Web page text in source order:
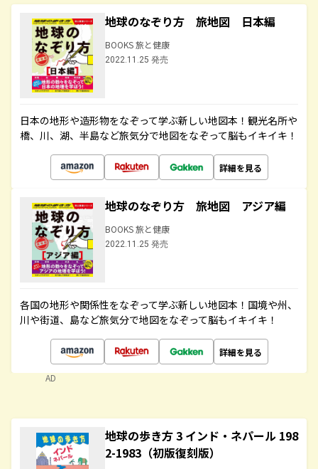
地球のなぞり方 旅地図 日本編
BOOKS 旅と健康
2022.11.25 発売
日本の地形や造形物をなぞって学ぶ新しい地図本！観光名所や
橋、川、湖、半島など旅気分で地図をなぞって脳もイキイキ！
詳細を見る
地球のなぞり方 旅地図 アジア編
BOOKS 旅と健康
2022.11.25 発売
各国の地形や関係性をなぞって学ぶ新しい地図本！国境や州、
川や街道、島など旅気分で地図をなぞって脳もイキイキ！
詳細を見る
AD
地球の歩き方 3 インド・ネパール 198
2-1983（初版復刻版）